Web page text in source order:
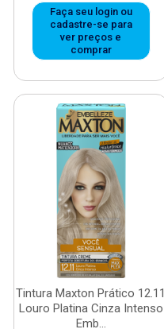
Faça seu login ou
cadastre-se para
ver preços e
comprar
Tintura Maxton Prático 12.11
Louro Platina Cinza Intenso
Emb...